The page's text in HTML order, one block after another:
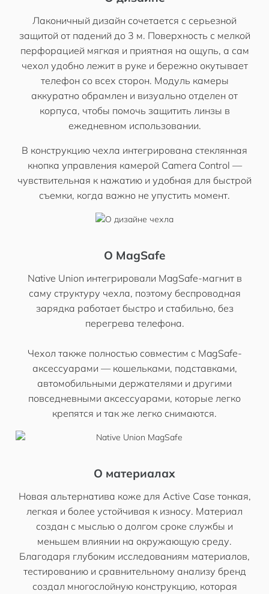
Лаконичный дизайн сочетается с серьезной
защитой от падений до 3 м. Поверхность с мелкой
перфорацией мягкая и приятная на ощупь, а сам
чехол удобно лежит в руке и бережно окутывает
телефон со всех сторон. Модуль камеры
аккуратно обрамлен и визуально отделен от
корпуса, чтобы помочь защитить линзы в
ежедневном использовании.
В конструкцию чехла интегрирована стеклянная
кнопка управления камерой Camera Control —
чувствительная к нажатию и удобная для быстрой
съемки, когда важно не упустить момент.
О MagSafe
Native Union интегрировали MagSafe-магнит в
саму структуру чехла, поэтому беспроводная
зарядка работает быстро и стабильно, без
перегрева телефона.
Чехол также полностью совместим с MagSafe-
аксессуарами — кошельками, подставками,
автомобильными держателями и другими
повседневными аксессуарами, которые легко
крепятся и так же легко снимаются.
О материалах
Новая альтернатива коже для Active Case тонкая,
легкая и более устойчивая к износу. Материал
создан с мыслью о долгом сроке службы и
меньшем влиянии на окружающую среду.
Благодаря глубоким исследованиям материалов,
тестированию и сравнительному анализу бренд
создал многослойную конструкцию, которая